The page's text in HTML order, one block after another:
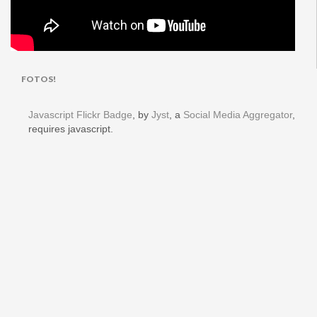
FOTOS!
Javascript Flickr Badge , by Jyst , a Social Media Aggregator,
requires javascript.